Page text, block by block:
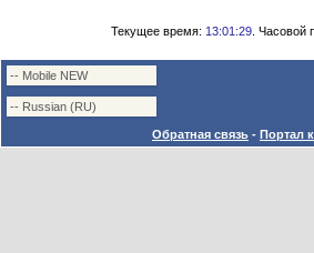
Текущее время: 13:01:29. Часовой
Обратная связь - Портал